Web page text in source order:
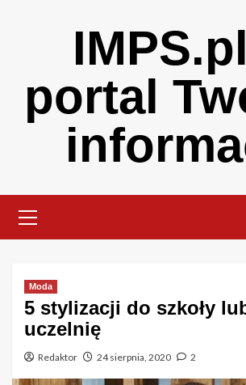
portal
Menu
Moda
5 stylizacji do szkoły
uczelnię
Redaktor 24 sierpnia, 2020 2